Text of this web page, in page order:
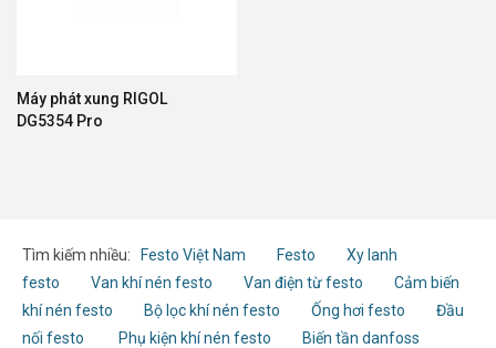
Máy phát xung RIGOL
DG5354 Pro
Tìm kiếm nhiều: Festo Việt Nam Festo
Xy lanh
festo
Van khí nén festo Van điện từ festo
Cảm biến
khí nén festo
Bộ lọc khí nén festo Ống hơi festo
Đầu
nối festo
Phụ kiện khí nén festo
Biến tần danfoss